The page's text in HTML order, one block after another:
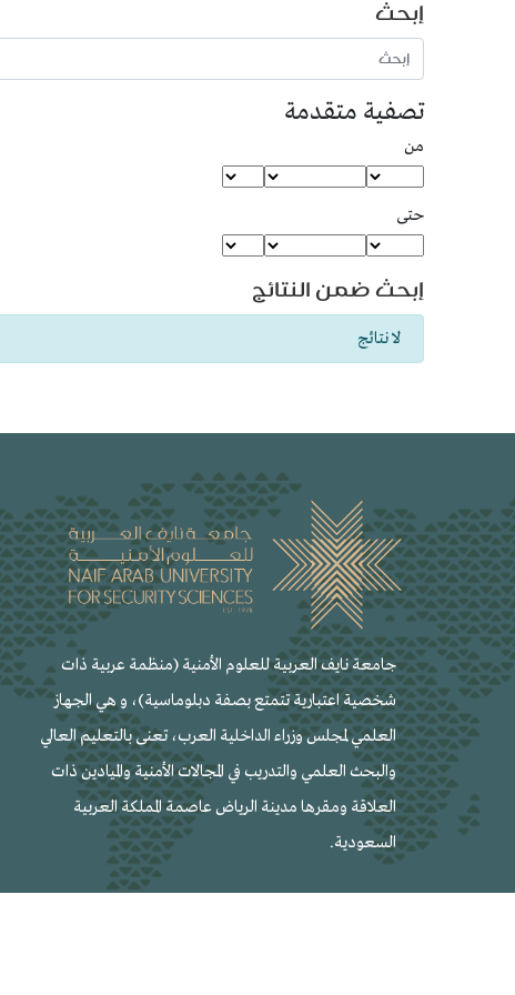
إبحث
إبحث في المؤلَّفات عن
تصفية متقدمة
من
حتى
إبحث ضمن النتائج
لا نتائج
جامعة نايف العربية للعلوم الأمنية (منظمة عربية ذات
شخصية اعتبارية تتمتع بصفة دبلوماسية)، و هي الجهاز
العلمي لمجلس وزراء الداخلية العرب، تعنى بالتعليم العالي
والبحث العلمي والتدريب في المجالات الأمنية والميادين ذات
العلاقة ومقرها مدينة الرياض عاصمة المملكة العربية
السعودية.